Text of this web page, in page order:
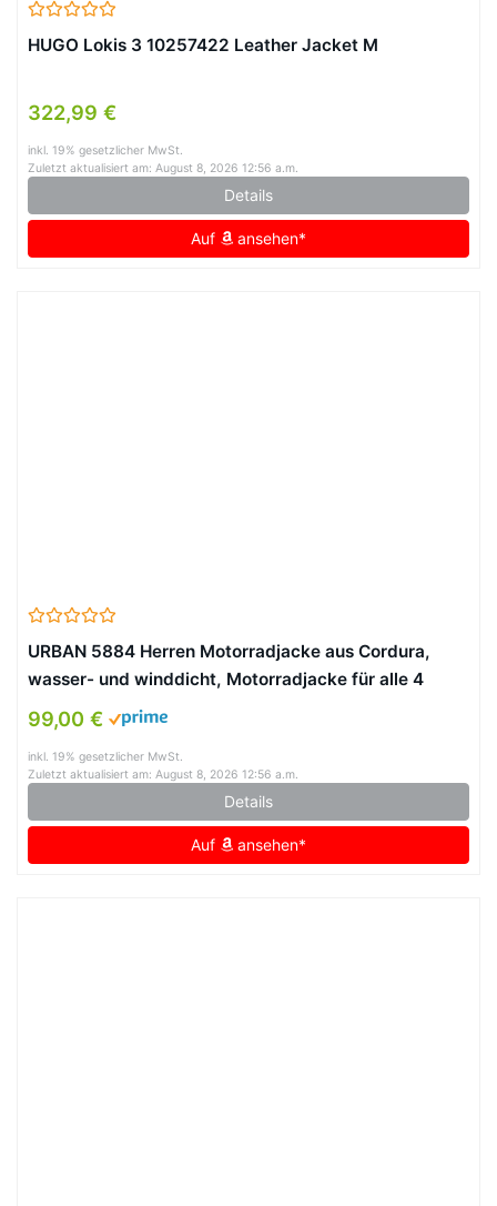
HUGO Lokis 3 10257422 Leather Jacket M
322,99 €
inkl. 19% gesetzlicher MwSt.
Zuletzt aktualisiert am: August 8, 2026 12:56 a.m.
Details
Auf ansehen*
URBAN 5884 Herren Motorradjacke aus Cordura,
wasser- und winddicht, Motorradjacke für alle 4
Jahreszeiten mit herausnehmbarem Thermofutter,
Schwarz/Gelb, 3XL
99,00 €
inkl. 19% gesetzlicher MwSt.
Zuletzt aktualisiert am: August 8, 2026 12:56 a.m.
Details
Auf ansehen*